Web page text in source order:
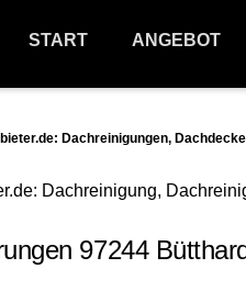
START ANGEBOT
Dachreinigungen,
97244